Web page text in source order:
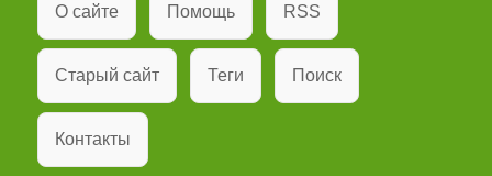
О сайте Помощь RSS
Старый сайт Теги Поиск
Контакты